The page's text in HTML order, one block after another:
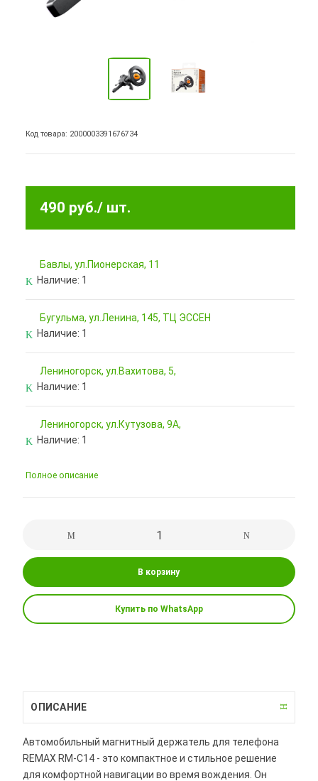
Код товара: 2000003391676734
490 руб./ шт.
Бавлы, ул.Пионерская, 11
Наличие: 1
Бугульма, ул.Ленина, 145, ТЦ ЭССЕН
Наличие: 1
Лениногорск, ул.Вахитова, 5,
Наличие: 1
Лениногорск, ул.Кутузова, 9А,
Наличие: 1
Полное описание
В корзину
Купить по WhatsApp
ОПИСАНИЕ
Автомобильный магнитный держатель для телефона
REMAX RM-C14 - это компактное и стильное решение
для комфортной навигации во время вождения. Он